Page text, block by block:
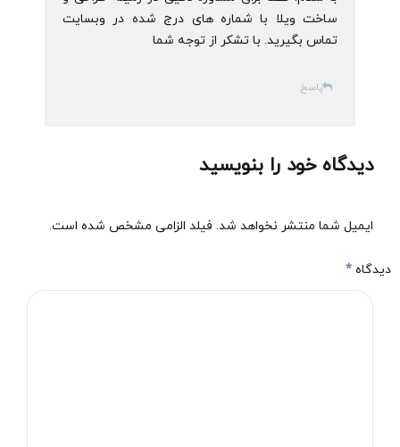
ساخت ویلا با شماره های درج شده در وبسایت
تماس بگیرید. با تشکر از توجه شما
پاسخ
دیدگاه خود را بنویسید
ایمیل شما منتشر نخواهد شد. فیلد الزامی مشخص شده است.
دیدگاه *